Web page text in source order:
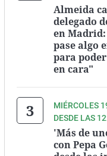
Almeida
delegado
en
pase algo
para
en cara"
MIÉRCOLES
DESDE LAS
'Más de
con Pepa